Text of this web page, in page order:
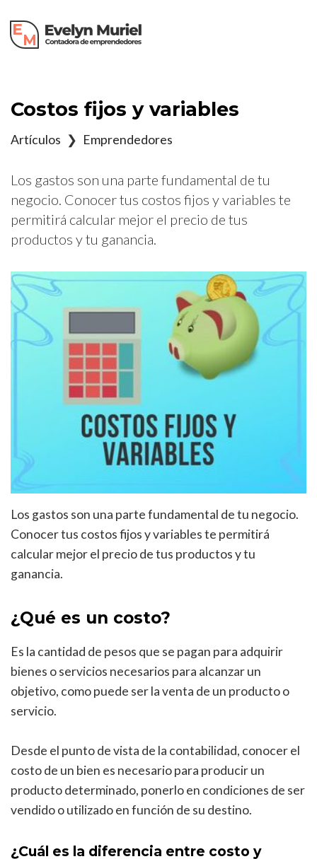
Costos fijos y variables
Artículos ❯ Emprendedores
Los gastos son una parte fundamental de tu
negocio. Conocer tus costos fijos y variables te
permitirá calcular mejor el precio de tus
productos y tu ganancia.
Los gastos son una parte fundamental de tu negocio.
Conocer tus costos fijos y variables te permitirá
calcular mejor el precio de tus productos y tu
ganancia.
¿Qué es un costo?
Es la cantidad de pesos que se pagan para adquirir
bienes o servicios necesarios para alcanzar un
objetivo, como puede ser la venta de un producto o
servicio.
Desde el punto de vista de la contabilidad, conocer el
costo de un bien es necesario para producir un
producto determinado, ponerlo en condiciones de ser
vendido o utilizado en función de su destino.
¿Cuál es la diferencia entre costo y